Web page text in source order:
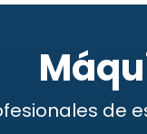
de